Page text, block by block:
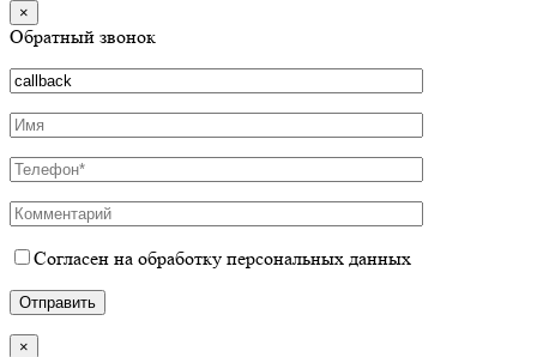
×
Обратный звонок
Согласен на обработку персональных данных
×